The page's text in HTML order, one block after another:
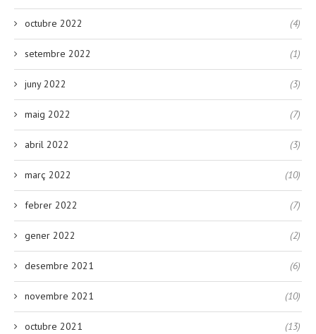
octubre 2022 (4)
setembre 2022 (1)
juny 2022 (3)
maig 2022 (7)
abril 2022 (3)
març 2022 (10)
febrer 2022 (7)
gener 2022 (2)
desembre 2021 (6)
novembre 2021 (10)
octubre 2021 (13)